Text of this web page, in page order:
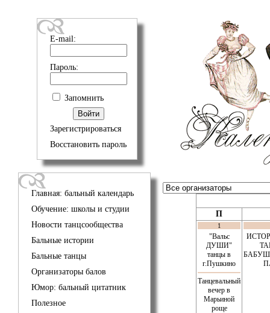
E-mail:
Пароль:
Запомнить
Зарегистрироваться
Восстановить пароль
Главная: бальный календарь
Обучение: школы и студии
Новости танцсообщества
Бальные истории
Бальные танцы
Организаторы балов
Юмор: бальный цитатник
Полезное
П
1
"Вальс
ДУШИ"
танцы в
г.Пушкино
Танцевальный
вечер в
Марьиной
роще